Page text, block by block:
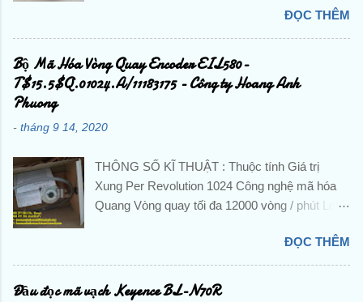
máy? Liên hệ trực tiếp với Công ty TNHH
Hoàng Anh Phương để được hỗ trợ và báo giá
chi tiết . ☘️ Ms. Nguyễn Thuý ☘️ : Điện thoại :
0888.297.586 Hotline: 0906.367.585 Email 1 :
hoanganhphuong008@gmail.com Email 2:
hoanganhphuong.com CÔNG TY TNHH
Khu đô thị TTHC TP Dĩ An, KP. Nhị Đồng 2, P.
Dĩ An, TP. Dĩ An, Tỉnh Bình Dương, Việt Nam
Tu Dong Hoa, DienTu, Thiet Bi Dien, Gia Re,
Chinh Hang, Nhap Khau, Gia Tot, PLC, BienTan,
Cam Bien, Sensor, Bo Dieu Khien, Dong Co,
Servo, Bo Giam Toc, Dau Do, Khoi Mo Rong,
Role, Khoi Dong Tu, Bo Mach, Contactor, CB,
ĐỌC THÊM
Bộ Mã Hóa Vòng Quay Encoder EIL580-
T$15.5$Q.01024.A/11183175 - Công ty Hoang Anh
Phuong
- tháng 9 14, 2020
THÔNG SỐ KĨ THUẬT : Thuộc tính Giá trị
Xung Per Revolution 1024 Công nghệ mã hóa
Quang Vòng quay tối đa 12000 vòng / phút Loại
Cung cấp hiệu điện thế 8 → 30 V dc Đường
kính trục 10 mm Đánh giá IP IP65 Chiều rộng
tổng thể 58 Dia.mm Nhiệt độ hoạt động tối thiểu
ĐỌC THÊM
Đầu đọc mã vạch Keyence BL-N70R